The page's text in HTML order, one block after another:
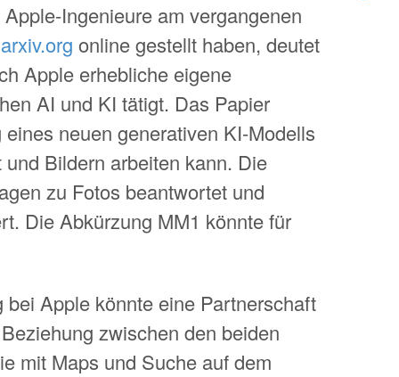
Ingenieure am vergangenen
arxiv.org online gestellt haben, deutet
Apple erhebliche eigene
AI und KI tätigt. Das Papier
neuen generativen KI-Modells
und Bildern arbeiten kann. Die
zu Fotos beantwortet und
Die Abkürzung MM1 könnte für
Apple könnte eine Partnerschaft
zwischen den beiden
mit Maps und Suche auf dem